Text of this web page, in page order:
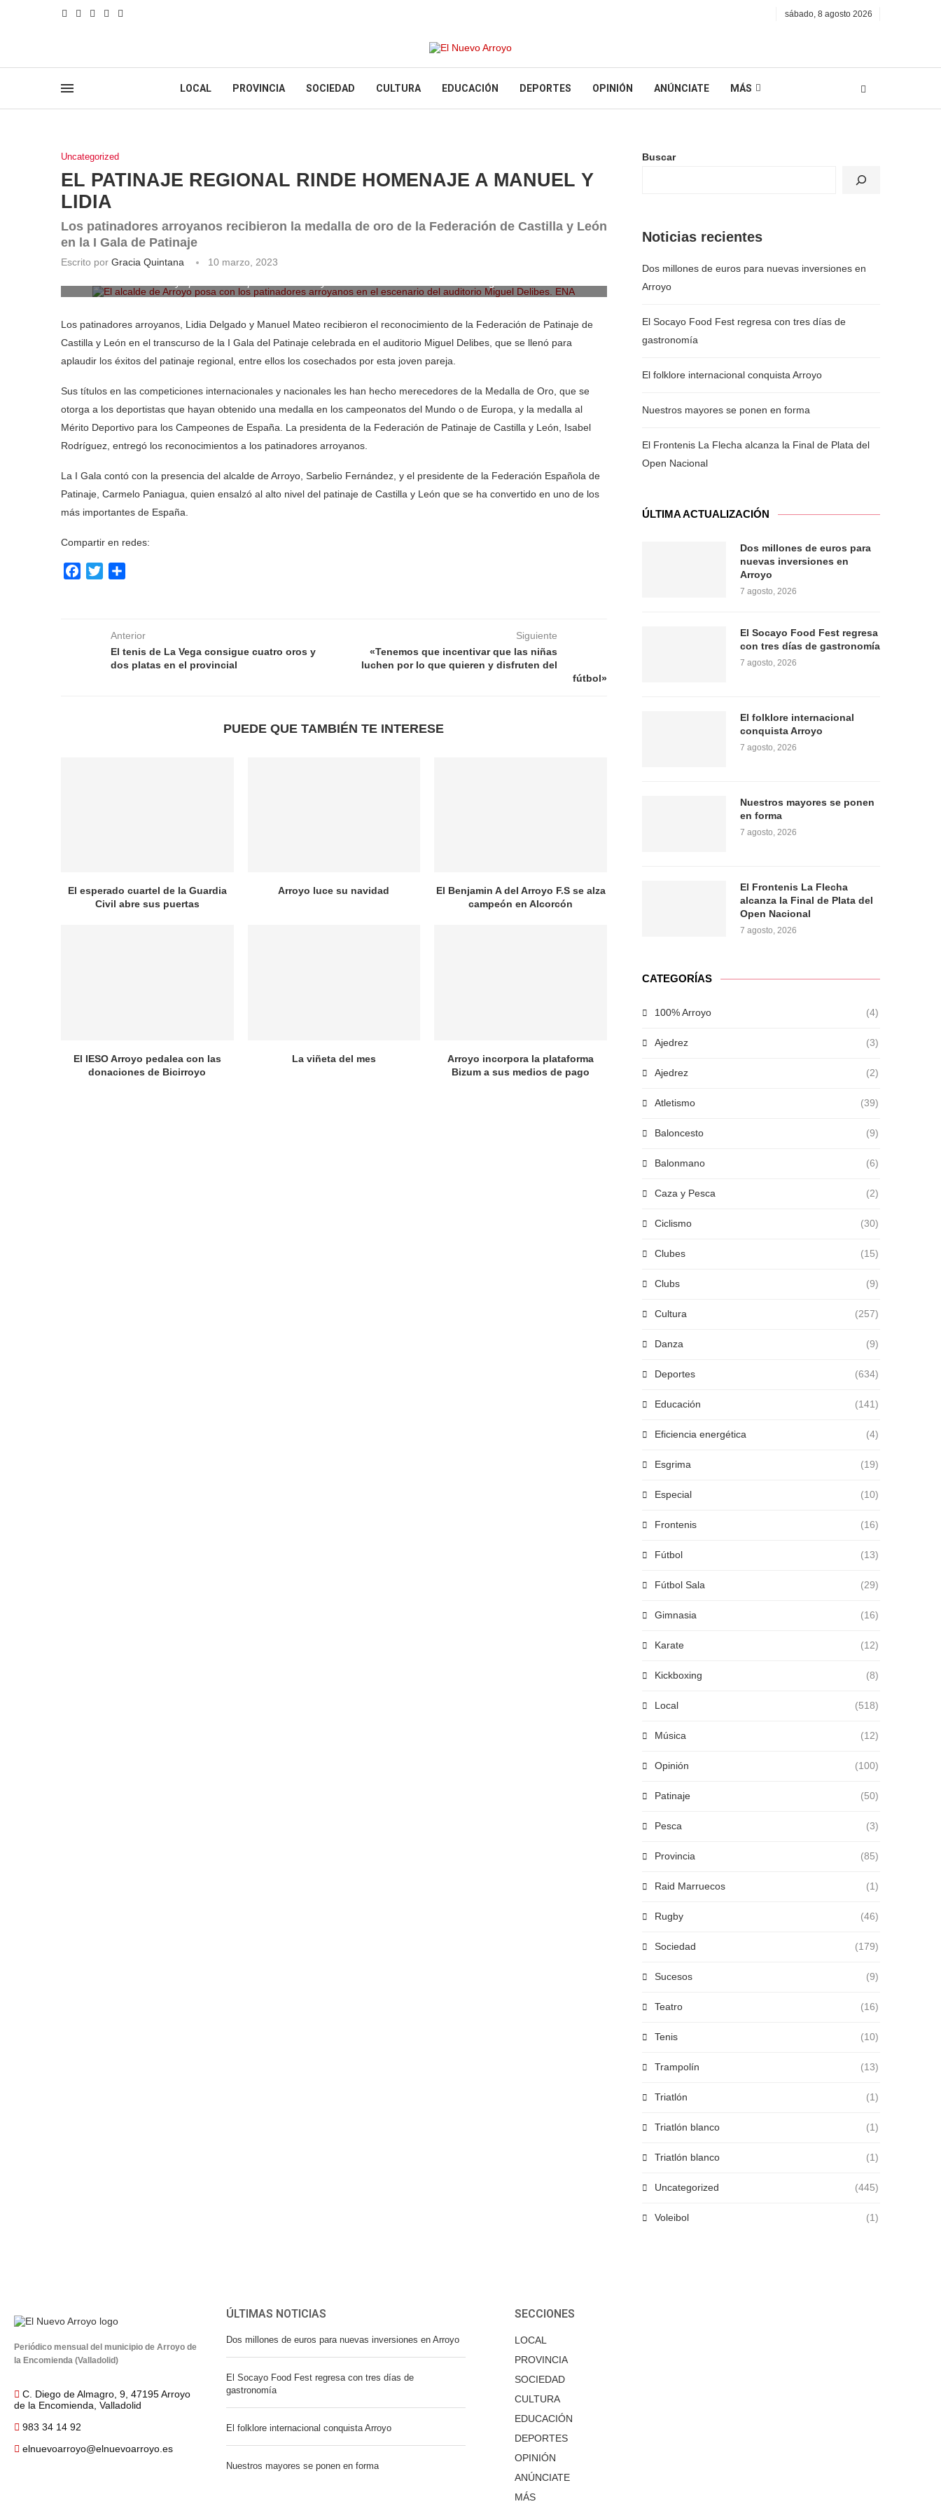
sábado, 8 agosto 2026
LOCAL PROVINCIA SOCIEDAD CULTURA EDUCACIÓN DEPORTES OPINIÓN ANÚNCIATE MÁS
Uncategorized
EL PATINAJE REGIONAL RINDE HOMENAJE A MANUEL Y
LIDIA
Los patinadores arroyanos recibieron la medalla de oro de la Federación de Castilla y León
en la I Gala de Patinaje
Escrito por Gracia Quintana
10 marzo, 2023
Los patinadores arroyanos, Lidia Delgado y Manuel Mateo recibieron el reconocimiento de la Federación de Patinaje de
Castilla y León en el transcurso de la I Gala del Patinaje celebrada en el auditorio Miguel Delibes, que se llenó para
aplaudir los éxitos del patinaje regional, entre ellos los cosechados por esta joven pareja.
Sus títulos en las competiciones internacionales y nacionales les han hecho merecedores de la Medalla de Oro, que se
otorga a los deportistas que hayan obtenido una medalla en los campeonatos del Mundo o de Europa, y la medalla al
Mérito Deportivo para los Campeones de España. La presidenta de la Federación de Patinaje de Castilla y León, Isabel
Rodríguez, entregó los reconocimientos a los patinadores arroyanos.
La I Gala contó con la presencia del alcalde de Arroyo, Sarbelio Fernández, y el presidente de la Federación Española de
Patinaje, Carmelo Paniagua, quien ensalzó al alto nivel del patinaje de Castilla y León que se ha convertido en uno de los
más importantes de España.
Compartir en redes:
Facebook
Twitter
Anterior
El tenis de La Vega consigue cuatro oros y
dos platas en el provincial
Siguiente
«Tenemos que incentivar que las niñas
luchen por lo que quieren y disfruten del
fútbol»
PUEDE QUE TAMBIÉN TE INTERESE
El esperado cuartel de la Guardia
Civil abre sus puertas
Arroyo luce su navidad
El Benjamin A del Arroyo F.S se alza
campeón en Alcorcón
El IESO Arroyo pedalea con las
donaciones de Bicirroyo
La viñeta del mes
Arroyo incorpora la plataforma
Bizum a sus medios de pago
Buscar
Noticias recientes
Dos millones de euros para nuevas inversiones en
Arroyo
El Socayo Food Fest regresa con tres días de
gastronomía
El folklore internacional conquista Arroyo
Nuestros mayores se ponen en forma
El Frontenis La Flecha alcanza la Final de Plata del
Open Nacional
ÚLTIMA ACTUALIZACIÓN
Dos millones de euros para
nuevas inversiones en
Arroyo
7 agosto, 2026
El Socayo Food Fest regresa
con tres días de gastronomía
7 agosto, 2026
El folklore internacional
conquista Arroyo
7 agosto, 2026
Nuestros mayores se ponen
en forma
7 agosto, 2026
El Frontenis La Flecha
alcanza la Final de Plata del
Open Nacional
7 agosto, 2026
CATEGORÍAS
100% Arroyo (4)
Ajedrez (3)
Ajedrez (2)
Atletismo (39)
Baloncesto (9)
Balonmano (6)
Caza y Pesca (2)
Ciclismo (30)
Clubes (15)
Clubs (9)
Cultura (257)
Danza (9)
Deportes (634)
Educación (141)
Eficiencia energética (4)
Esgrima (19)
Especial (10)
Frontenis (16)
Fútbol (13)
Fútbol Sala (29)
Gimnasia (16)
Karate (12)
Kickboxing (8)
Local (518)
Música (12)
Opinión (100)
Patinaje (50)
Pesca (3)
Provincia (85)
Raid Marruecos (1)
Rugby (46)
Sociedad (179)
Sucesos (9)
Teatro (16)
Tenis (10)
Trampolín (13)
Triatlón (1)
Triatlón blanco (1)
Triatlón blanco (1)
Uncategorized (445)
Voleibol (1)
Periódico mensual del municipio de Arroyo de
la Encomienda (Valladolid)
C. Diego de Almagro, 9, 47195 Arroyo
de la Encomienda, Valladolid
983 34 14 92
elnuevoarroyo@elnuevoarroyo.es
ÚLTIMAS NOTICIAS
Dos millones de euros para nuevas inversiones en Arroyo
El Socayo Food Fest regresa con tres días de
gastronomía
El folklore internacional conquista Arroyo
Nuestros mayores se ponen en forma
SECCIONES
LOCAL
PROVINCIA
SOCIEDAD
CULTURA
EDUCACIÓN
DEPORTES
OPINIÓN
ANÚNCIATE
MÁS